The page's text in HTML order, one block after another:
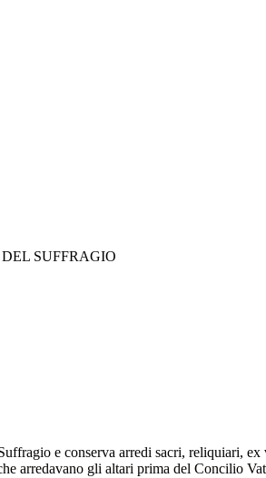
SUFFRAGIO
e conserva arredi sacri, reliquiari,
arredavano gli altari prima del Concilio